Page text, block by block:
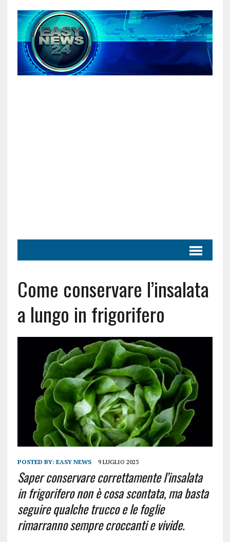
Come conservare l’insalata
a lungo in frigorifero
POSTED BY: EASY NEWS 9 LUGLIO 2023
Saper conservare correttamente l’insalata
in frigorifero non è cosa scontata, ma basta
seguire qualche trucco e le foglie
rimarranno sempre croccanti e vivide.